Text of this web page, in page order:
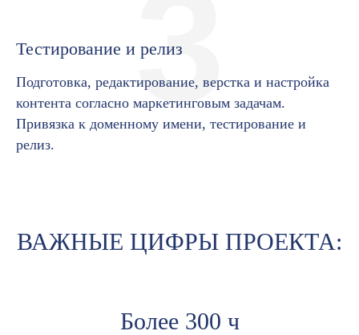
Тестирование и релиз
Подготовка, редактирование, верстка и настройка
контента согласно маркетинговым задачам.
Привязка к доменному имени, тестирование и
релиз.
3
ВАЖНЫЕ ЦИФРЫ ПРОЕКТА:
Более 300 ч